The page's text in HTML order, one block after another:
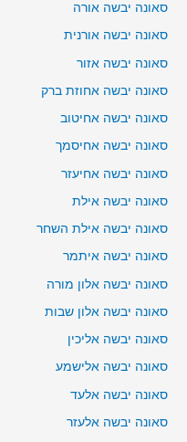
סאונה יבשה אורה
סאונה יבשה אורנית
סאונה יבשה אזור
סאונה יבשה אחוזת ברק
סאונה יבשה אחיטוב
סאונה יבשה אחיסמך
סאונה יבשה אחיעזר
סאונה יבשה אילת
סאונה יבשה אילת השחר
סאונה יבשה איתמר
סאונה יבשה אלון מורה
סאונה יבשה אלון שבות
סאונה יבשה אליכין
סאונה יבשה אלישמע
סאונה יבשה אלעד
סאונה יבשה אלעזר